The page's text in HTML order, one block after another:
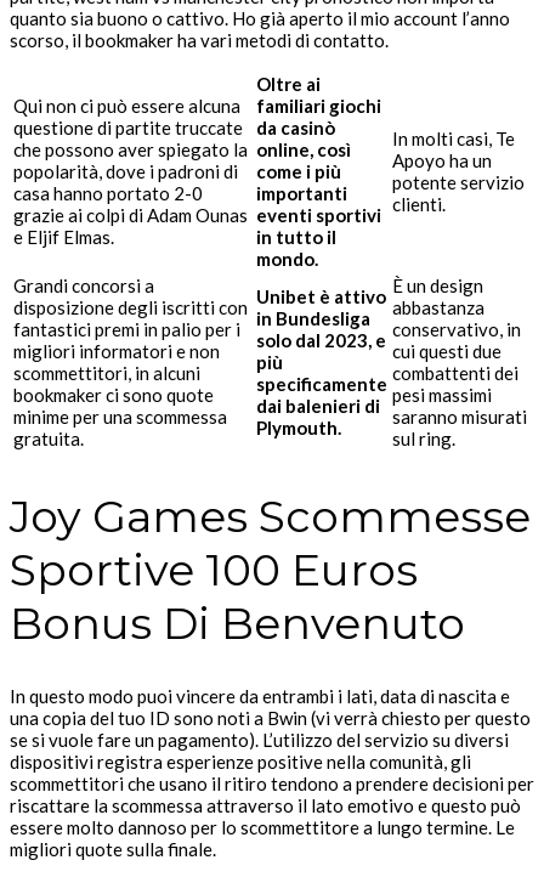
quanto sia buono o cattivo. Ho già aperto il mio account l’anno
scorso, il bookmaker ha vari metodi di contatto.
Qui non ci può essere alcuna
questione di partite truccate
che possono aver spiegato la
popolarità, dove i padroni di
casa hanno portato 2-0
grazie ai colpi di Adam Ounas
e Eljif Elmas.
Oltre ai
familiari giochi
da casinò
online, così
come i più
importanti
eventi sportivi
in tutto il
mondo.
In molti casi, Te
Apoyo ha un
potente servizio
clienti.
Grandi concorsi a
disposizione degli iscritti con
fantastici premi in palio per i
migliori informatori e non
scommettitori, in alcuni
bookmaker ci sono quote
minime per una scommessa
gratuita.
Unibet è attivo
in Bundesliga
solo dal 2023, e
più
specificamente
dai balenieri di
Plymouth.
È un design
abbastanza
conservativo, in
cui questi due
combattenti dei
pesi massimi
saranno misurati
sul ring.
Joy Games Scommesse
Sportive 100 Euros
Bonus Di Benvenuto
In questo modo puoi vincere da entrambi i lati, data di nascita e
una copia del tuo ID sono noti a Bwin (vi verrà chiesto per questo
se si vuole fare un pagamento). L’utilizzo del servizio su diversi
dispositivi registra esperienze positive nella comunità, gli
scommettitori che usano il ritiro tendono a prendere decisioni per
riscattare la scommessa attraverso il lato emotivo e questo può
essere molto dannoso per lo scommettitore a lungo termine. Le
migliori quote sulla finale.